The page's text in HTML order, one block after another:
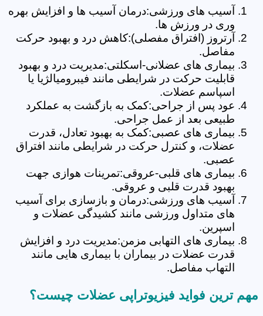
آسیب های ورزشی:درمان آسیب ها و افزایش بهره
وری در ورزش ها.
آرتروز (افتراق مفصلی):کاهش درد و بهبود حرکت
مفاصل.
بیماری های عضلانی-اسکلتی:مدیریت درد و بهبود
قابلیت حرکت در شرایطی مانند فیبرومیالژیا یا
اسپاسم عضلات.
عود پس از جراحی:کمک به بازگشت به عملکرد
طبیعی بعد از عمل جراحی.
بیماری های عصبی:کمک به بهبود تعادل، قدرت
عضلات، و کنترل حرکت در شرایطی مانند افتراق
عصبی.
بیماری های قلبی-عروقی:تمرینات هوازی جهت
بهبود قدرت قلبی و عروقی.
آسیب های ورزشی:درمان و بازسازی برای آسیب
های متداول ورزشی مانند کشیدگی عضلات و
اسپرین.
بیماری های التهابی مزمن:مدیریت درد و افزایش
قدرت عضلات در بیماران با بیماری هایی مانند
التهاب مفاصل.
مهم ترین فواید فیزیوتراپی عضلات چیست؟